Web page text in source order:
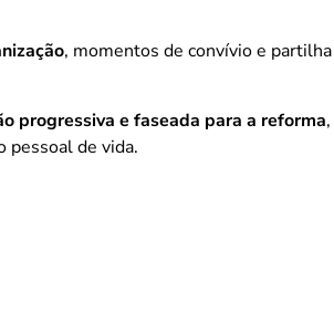
, momentos de convívio e
progressiva e faseada para a reforma
pessoal de vida.